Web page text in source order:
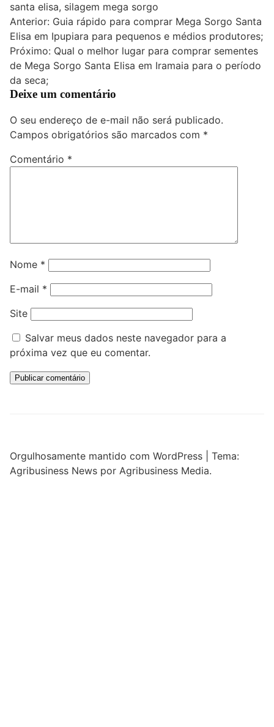
santa elisa, silagem mega sorgo
Navegação
de
Post
Anterior: Guia rápido para comprar Mega Sorgo Santa
Elisa em Ipupiara para pequenos e médios produtores;
Próximo: Qual o melhor lugar para comprar sementes
de Mega Sorgo Santa Elisa em Iramaia para o período
da seca;
Deixe um comentário
O seu endereço de e-mail não será publicado.
Campos obrigatórios são marcados com *
Comentário *
Nome *
E-mail *
Site
Salvar meus dados neste navegador para a
próxima vez que eu comentar.
Orgulhosamente mantido com WordPress
Tema:
Agribusiness News por Agribusiness Media.